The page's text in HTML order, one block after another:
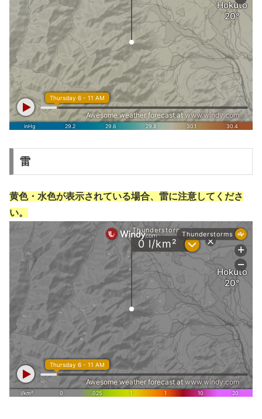
雷
黄色・水色が表示されている場合、雷に注意してくださ
い。